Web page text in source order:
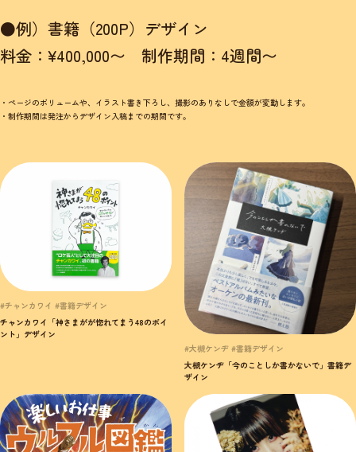
●例）書籍（200P）デザイン
料金：¥400,000〜 制作期間：4週間〜
・ページのボリュームや、イラスト書き下ろし、撮影のありなしで金額が変動します。
・制作期間は発注からデザイン入稿までの期間です。
#チャンカワイ #書籍デザイン
チャンカワイ「神さまがが惚れてまう48のポイ
ント」デザイン
#大槻ケンヂ #書籍デザイン
大槻ケンヂ「今のことしか書かないで」書籍デ
ザイン